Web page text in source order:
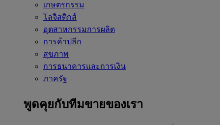
เกษตรกรรม
โลจิสติกส์
อุตสาหกรรมการผลิต
การค้าปลีก
สุขภาพ
การธนาคารและการเงิน
ภาครัฐ
พูดคุยกับทีมขายของเรา